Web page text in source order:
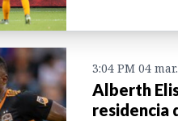
3:04 PM 04
Alberth
residencia